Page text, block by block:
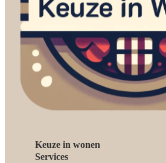
Keuze in wonen
Services